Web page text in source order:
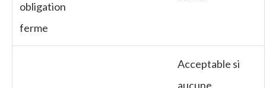
obligation
ferme
Acceptable si
aucune